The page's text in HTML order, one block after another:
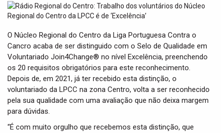
i
O Núcleo Regional do Centro da Liga Portuguesa Contra o
Cancro acaba de ser distinguido com o Selo de Qualidade em
Voluntariado Join4Change® no nível Excelência, preenchendo
os 20 requisitos obrigatórios para este reconhecimento.
Depois de, em 2021, já ter recebido esta distinção, o
voluntariado da LPCC na zona Centro, volta a ser reconhecido
pela sua qualidade com uma avaliação que não deixa margem
para dúvidas.
“É com muito orgulho que recebemos esta distinção, que